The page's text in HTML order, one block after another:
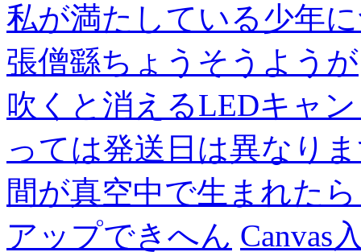
私が満たしている少年
張僧繇ちょうそうようが
吹くと消えるLEDキャ
っては発送日は異なり
間が真空中で生まれた
アップできへん Canvas